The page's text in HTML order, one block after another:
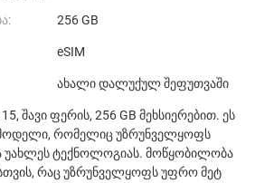
256 GB
eSIM
ახალი დალუქულ შეფუთვაში
შავი ფერის, 256 GB მეხსიერებით. ეს
რომელიც უზრუნველყოფს
უახლეს ტექნოლოგიას. მოწყობილობა
რაც უზრუნველყოფს უფრო მეტ